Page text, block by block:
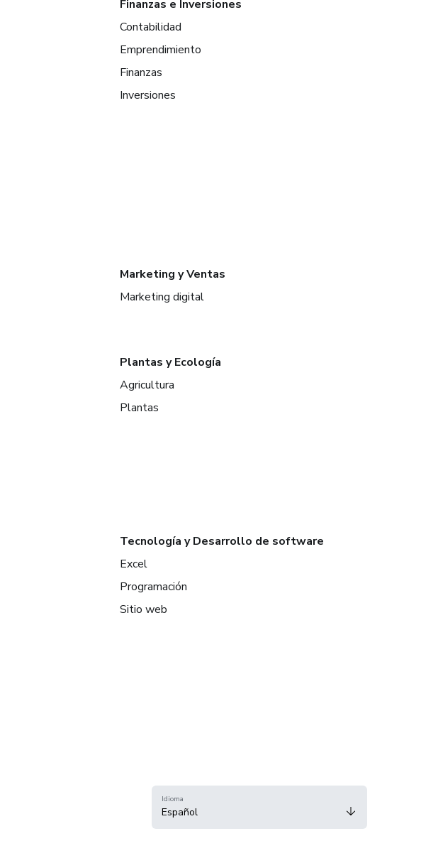
Finanzas e Inversiones
Contabilidad
Emprendimiento
Finanzas
Inversiones
Marketing y Ventas
Marketing digital
Plantas y Ecología
Agricultura
Plantas
Tecnología y Desarrollo de software
Excel
Programación
Sitio web
Idioma
Español